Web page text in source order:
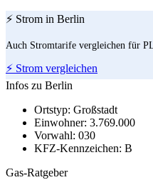
⚡ Strom in Berlin
Auch Stromtarife vergleichen für
⚡ Strom vergleichen
Infos zu Berlin
Ortstyp: Großstadt
Einwohner: 3.769.000
Vorwahl: 030
KFZ-Kennzeichen: B
Gas-Ratgeber